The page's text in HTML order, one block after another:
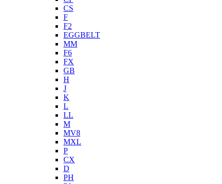
CS
F
F2
EGGBELT
MM
F6
FX
GB
H
J
K
L
LL
M
MV8
MXL
P
CX
D
PH